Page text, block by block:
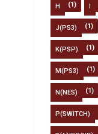
H (1) I
J(PS3) (1)
K(PSP) (1)
M(PS3) (1)
N(NES) (1)
P(SWITCH)